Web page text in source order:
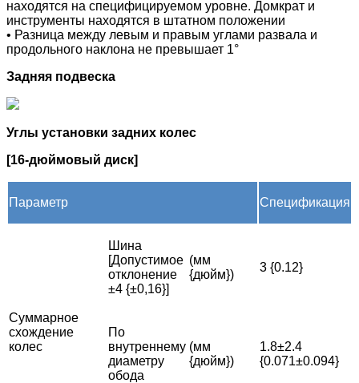
находятся на специфицируемом уровне. Домкрат и
инструменты находятся в штатном положении
• Разница между левым и правым углами развала и
продольного наклона не превышает 1°
Задняя подвеска
Углы установки задних колес
[16-дюймовый диск]
Параметр Спецификация
Суммарное
схождение
колес
Шина
[Допустимое
отклонение
±4 {±0,16}]
(мм
{дюйм})
3 {0.12}
По
внутреннему
диаметру
обода
(мм
{дюйм})
1.8±2.4
{0.071±0.094}